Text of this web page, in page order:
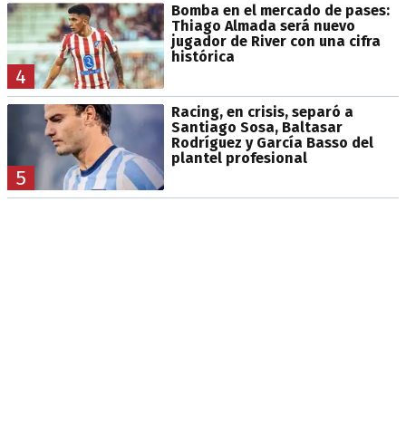
4
Bomba en el mercado de pases:
Thiago Almada será nuevo
jugador de River con una cifra
histórica
5
Racing, en crisis, separó a
Santiago Sosa, Baltasar
Rodríguez y García Basso del
plantel profesional